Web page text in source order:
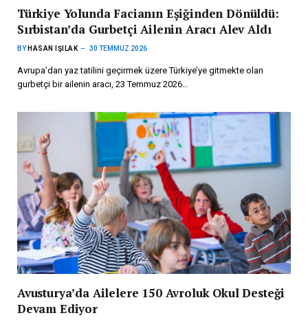
Türkiye Yolunda Facianın Eşiğinden Dönüldü:
Sırbistan’da Gurbetçi Ailenin Aracı Alev Aldı
BY HASAN IŞILAK 30 TEMMUZ 2026
Avrupa’dan yaz tatilini geçirmek üzere Türkiye’ye gitmekte olan
gurbetçi bir ailenin aracı, 23 Temmuz 2026…
Avusturya’da Ailelere 150 Avroluk Okul Desteği
Devam Ediyor